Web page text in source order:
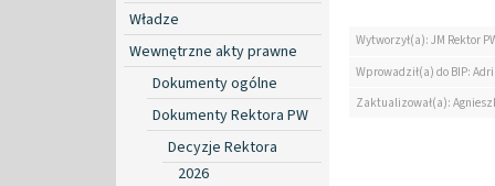
Władze
Wewnętrzne akty prawne
Dokumenty ogólne
Dokumenty Rektora PW
Decyzje Rektora
2026
Wytworzył(a): JM Rektor
Wprowadził(a) do BIP:
Zaktualizował(a):